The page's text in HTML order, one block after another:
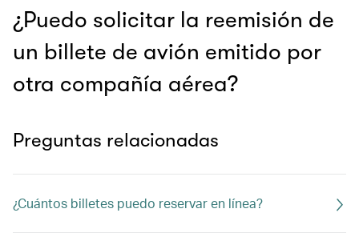
¿Puedo solicitar la reemisión de
un billete de avión emitido por
otra compañía aérea?
Preguntas relacionadas
¿Cuántos billetes puedo reservar en línea?